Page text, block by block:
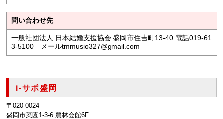
問い合わせ先
一般社団法人 日本結婚支援協会 盛岡市住吉町13-40 電話019-61
3-5100 メールtmmusio327@gmail.com
i-サポ盛岡
〒020-0024
盛岡市菜園1-3-6 農林会館6F